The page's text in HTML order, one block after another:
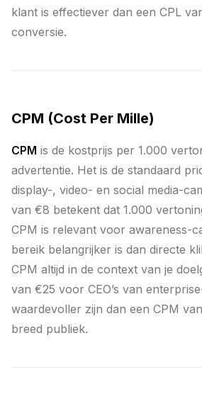
klant is effectiever dan een CPL
conversie.
CPM (Cost Per Mille)
CPM is de kostprijs per 1.000
advertentie. Het is de standaard
display-, video- en social media-
van €8 betekent dat 1.000
CPM is relevant voor awareness-
bereik belangrijker is dan directe
CPM altijd in de context van je
van €25 voor CEO’s van
waardevoller zijn dan een CPM
breed publiek.